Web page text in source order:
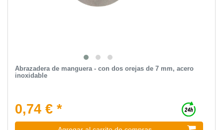
Abrazadera de manguera - con dos orejas de 7 mm, acero
inoxidable
0,74 € *